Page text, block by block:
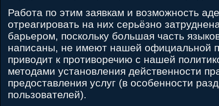
Работа по этим заявкам и возможность
отреагировать на них серьёзно
барьером, поскольку большая часть
написаны, не имеют нашей официальной
приводит к противоречию с нашей
методами установления действенности
предоставления услуг (в особенности
пользователей).